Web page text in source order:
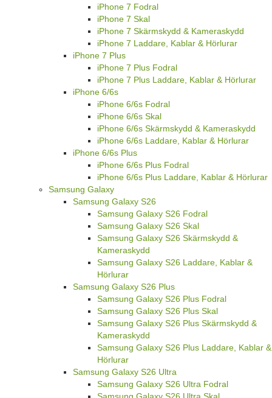
iPhone 7 Fodral
iPhone 7 Skal
iPhone 7 Skärmskydd & Kameraskydd
iPhone 7 Laddare, Kablar & Hörlurar
iPhone 7 Plus
iPhone 7 Plus Fodral
iPhone 7 Plus Laddare, Kablar & Hörlurar
iPhone 6/6s
iPhone 6/6s Fodral
iPhone 6/6s Skal
iPhone 6/6s Skärmskydd & Kameraskydd
iPhone 6/6s Laddare, Kablar & Hörlurar
iPhone 6/6s Plus
iPhone 6/6s Plus Fodral
iPhone 6/6s Plus Laddare, Kablar & Hörlurar
Samsung Galaxy
Samsung Galaxy S26
Samsung Galaxy S26 Fodral
Samsung Galaxy S26 Skal
Samsung Galaxy S26 Skärmskydd &
Kameraskydd
Samsung Galaxy S26 Laddare, Kablar &
Hörlurar
Samsung Galaxy S26 Plus
Samsung Galaxy S26 Plus Fodral
Samsung Galaxy S26 Plus Skal
Samsung Galaxy S26 Plus Skärmskydd &
Kameraskydd
Samsung Galaxy S26 Plus Laddare, Kablar &
Hörlurar
Samsung Galaxy S26 Ultra
Samsung Galaxy S26 Ultra Fodral
Samsung Galaxy S26 Ultra Skal